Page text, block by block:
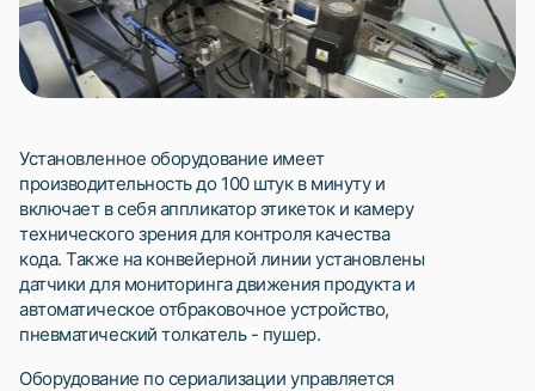
Установленное оборудование имеет
производительность до 100 штук в минуту и
включает в себя аппликатор этикеток и камеру
технического зрения для контроля качества
кода. Также на конвейерной линии установлены
датчики для мониторинга движения продукта и
автоматическое отбраковочное устройство,
пневматический толкатель - пушер.
Оборудование по сериализации управляется